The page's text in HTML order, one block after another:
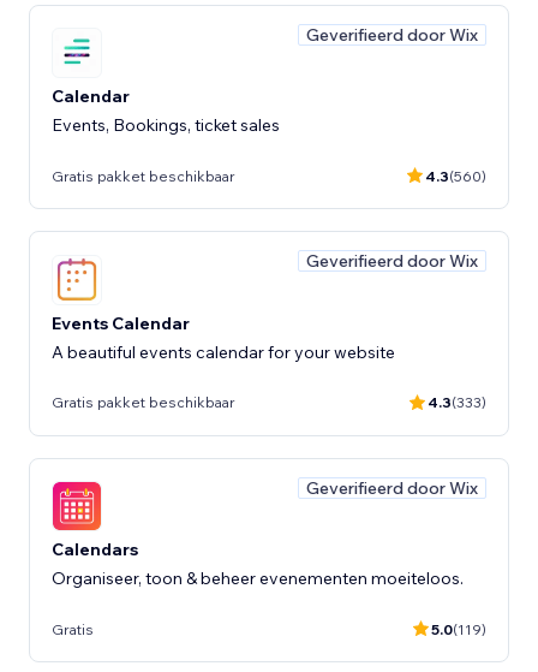
Geverifieerd door Wix
Calendar
Events, Bookings, ticket sales
Gratis pakket beschikbaar 4.3(560)
Geverifieerd door Wix
Events Calendar
A beautiful events calendar for your website
Gratis pakket beschikbaar 4.3(333)
Geverifieerd door Wix
Calendars
Organiseer, toon & beheer evenementen moeiteloos.
Gratis 5.0(119)